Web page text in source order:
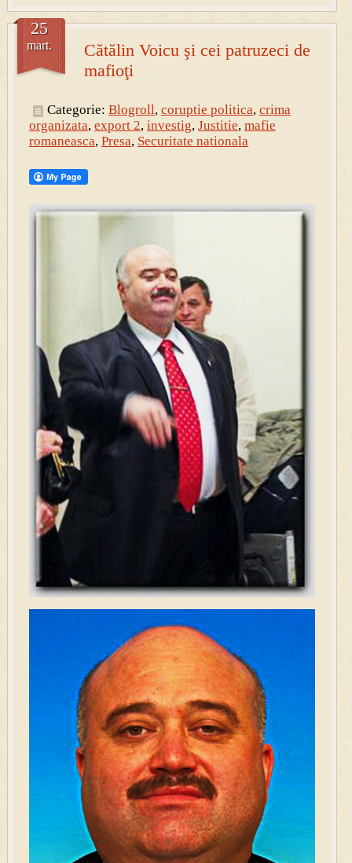
Cătălin Voicu şi cei patruzeci de
mafioţi
25
mart.
Categorie: Blogroll, coruptie politica, crima
organizata, export 2, investig, Justitie, mafie
romaneasca, Presa, Securitate nationala